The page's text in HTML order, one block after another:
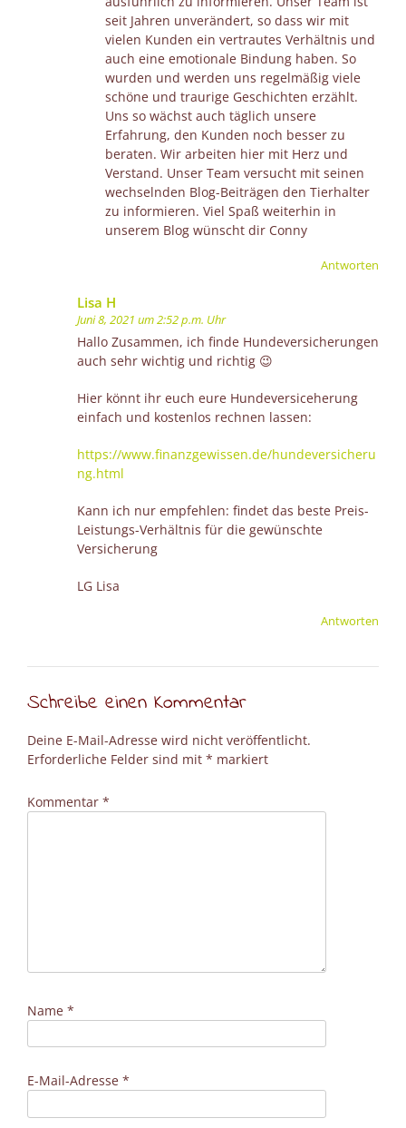
seit Jahren unverändert, so dass wir mit
vielen Kunden ein vertrautes Verhältnis und
auch eine emotionale Bindung haben. So
wurden und werden uns regelmäßig viele
schöne und traurige Geschichten erzählt.
Uns so wächst auch täglich unsere
Erfahrung, den Kunden noch besser zu
beraten. Wir arbeiten hier mit Herz und
Verstand. Unser Team versucht mit seinen
wechselnden Blog-Beiträgen den Tierhalter
zu informieren. Viel Spaß weiterhin in
unserem Blog wünscht dir Conny
Antworten
Lisa H
Juni 8, 2021 um 2:52 p.m. Uhr
Hallo Zusammen, ich finde Hundeversicherungen
auch sehr wichtig und richtig 😉
Hier könnt ihr euch eure Hundeversiceherung
einfach und kostenlos rechnen lassen:
https://www.finanzgewissen.de/hundeversicheru
ng.html
Kann ich nur empfehlen: findet das beste Preis-
Leistungs-Verhältnis für die gewünschte
Versicherung
LG Lisa
Antworten
Schreibe einen Kommentar
Deine E-Mail-Adresse wird nicht veröffentlicht.
Erforderliche Felder sind mit * markiert
Kommentar *
Name *
E-Mail-Adresse *